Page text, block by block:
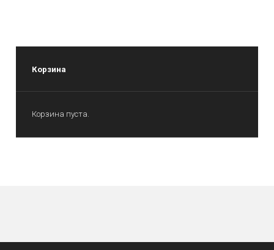
Корзина
Корзина пуста.